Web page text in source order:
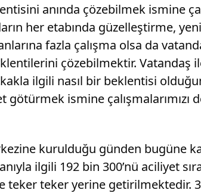
anında çözebilmek ismine
her etabında güzelleştirme,
fazla çalışma olsa da
çözebilmektir. Vatandaş
ilgili nasıl bir beklentisi
götürmek ismine
kurulduğu günden bugüne
ilgili 192 bin 300’nü aciliyet
teker yerine getirilmektedir.